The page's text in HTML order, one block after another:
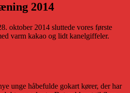
2014
oktober 2014 sluttede vores første
varm kakao og lidt kanelgiffeler.
unge håbefulde gokart kører, der har